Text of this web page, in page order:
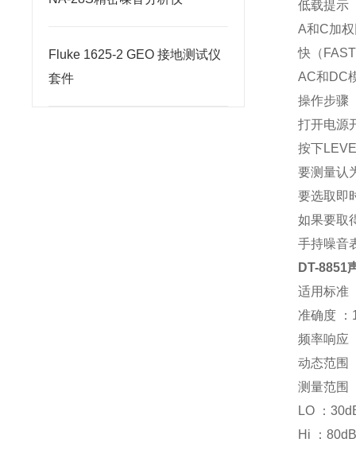
Fluke 1625-2 GEO 接地测试仪
套件
低载提示
A和C加
快（
AC和DC
操作步骤
打开电源
按下
要测量认
要选取即
如果要取
手持噪音
DT-8851
适用标准
准确度 ：
频率响应
动态范围
测量范围
LO ：
Hi ：